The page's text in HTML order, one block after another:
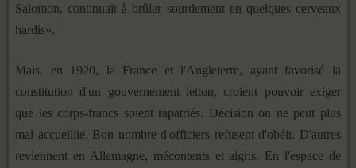
Salomon, continuait à brûler sourdement en quelques cerveaux
hardis».
Mais, en 1920, la France et l'Angleterre, ayant favorisé la
constitution d'un gouvernement letton, croient pouvoir exiger
que les corps-francs soient rapatriés. Décision on ne peut plus
mal accueillie. Bon nombre d'officiers refusent d'obéir. D'autres
reviennent en Allemagne, mécontents et aigris. En l'espace de